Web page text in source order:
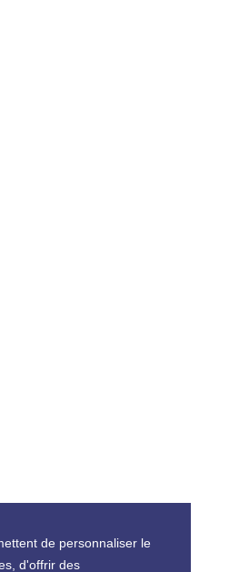
de personnaliser le
d'offrir des